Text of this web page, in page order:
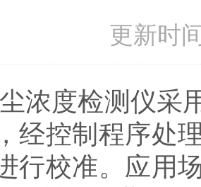
更新时
度检测仪采用
经控制程序处
行校准。应用